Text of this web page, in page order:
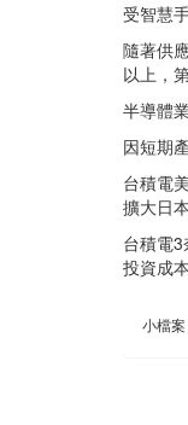
受智慧
隨著供
以上，
半導體
因短期
台積電
擴大日
台積電
投資成
小檔